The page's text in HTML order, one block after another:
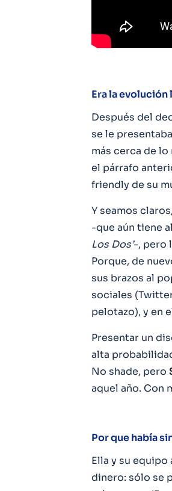
Era la evolución
Después del
se le
más cerca de
el párrafo
friendly de su
Y seamos
-que aún tiene
Los Dos’-, pero
Porque, de
sus brazos al
sociales
pelotazo), y en
Presentar un
alta
No shade, pero
aquel año. Con
Por que había
Ella y su
dinero: sólo se